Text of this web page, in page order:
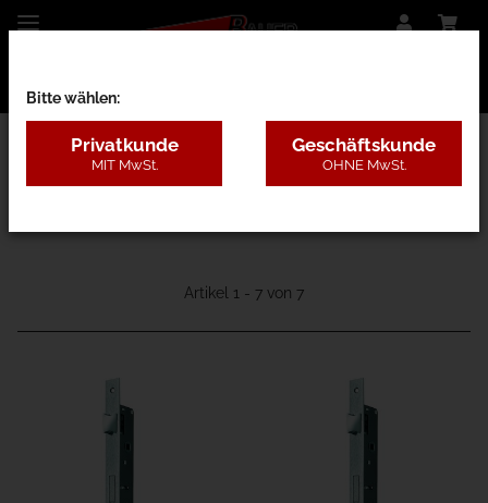
16 - Torbau - Einzelteile
Artikel 1 - 7 von 7
Bitte wählen:
Privatkunde
MIT MwSt.
Geschäftskunde
OHNE MwSt.